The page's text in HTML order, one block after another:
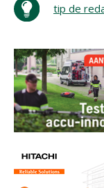
tip de